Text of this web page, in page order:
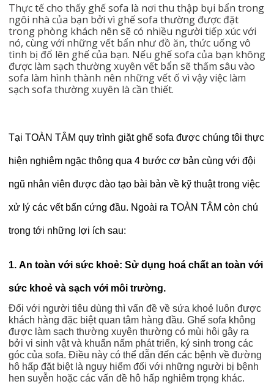
Thực tế cho thấy ghế sofa là nơi thu thập bụi bẩn trong
ngôi nhà của bạn bởi vì ghế sofa thường được đặt
trong phòng khách nên sẽ có nhiều người tiếp xúc với
nó, cùng với những vết bẩn như đồ ăn, thức uống vô
tình bị đổ lên ghế của bạn. Nếu ghế sofa của bạn không
được làm sạch thường xuyên vết bẩn sẽ thấm sâu vào
sofa làm hình thành nên những vết ố vì vậy việc làm
sạch sofa thường xuyên là cần thiết.
Tại TOÀN TÂM quy trình giặt ghế sofa được chúng tôi thực
hiện nghiêm ngặc thông qua 4 bước cơ bản cùng với đội
ngũ nhân viên được đào tạo bài bản về kỹ thuật trong việc
xử lý các vết bẩn cứng đầu. Ngoài ra TOÀN TÂM còn chú
trọng tới những lợi ích sau:
1. An toàn với sức khoẻ: Sử dụng hoá chất an toàn với
sức khoẻ và sạch với môi trường.
Đối với người tiêu dùng thì vấn đề về sứa khoẻ luôn được
khách hàng đặc biệt quan tâm hàng đầu. Ghế sofa không
được làm sạch thường xuyên thường có mùi hôi gây ra
bởi vi sinh vật và khuẩn nấm phát triển, ký sinh trong các
góc của sofa. Điều này có thể dẫn đến các bệnh về đường
hô hấp đặt biệt là nguy hiểm đối với những người bị bệnh
hen suyễn hoặc các vấn đề hô hấp nghiêm trọng khác.